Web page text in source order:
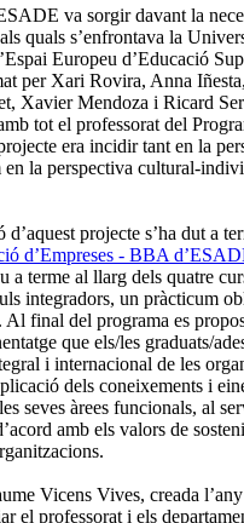
va sorgir davant la
quals s’enfrontava la
Europeu d’Educació
per Xari Rovira, Anna
Xavier Mendoza i Ricard
tot el professorat del
era incidir tant en la
la perspectiva cultural-
projecte s’ha dut a
d’Empreses - BBA
a terme al llarg dels quatre
integradors, un pràcticum
Al final del programa es
que els/les graduats/
i internacional de les
dels coneixements i
seves àrees funcionals, al
amb els valors de
Vicens Vives, creada
el professorat i els